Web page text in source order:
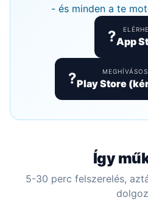
- és minden a te
?App
?Play Store
Így
5-30 perc felszerelés,